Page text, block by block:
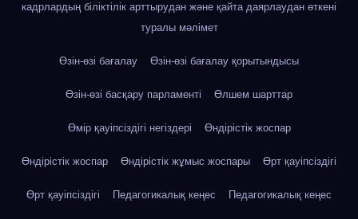
кадрлардың біліктілік арттырудан және қайта даярлаудан өткені
туралы мәлімет
Өзін-өзі бағалау Өзін-өзі бағалау қорытындысы
Өзін-өзі басқару парламенті Өлшем шарттар
Өмір қауіпсіздігі негіздері Өндірістік жоспар
Өндірістік жоспар Өндірістік жұмыс жоспары Өрт қауіпсіздігі
Өрт қауіпсіздігі Педагогикалық кеңес Педагогикалық кеңес